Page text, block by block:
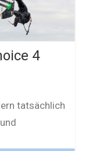
4
tatsächlich